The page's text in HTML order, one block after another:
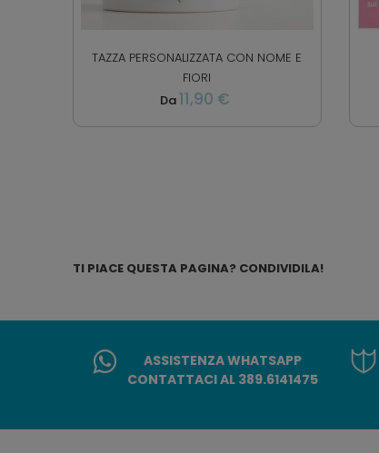
TAZZA PERSONALIZZATA CON NOME E
FIORI
Da11,90 €
TI PIACE QUESTA PAGINA? CONDIVIDILA!
ASSISTENZA WHATSAPP
CONTATTACI AL 389.6141475